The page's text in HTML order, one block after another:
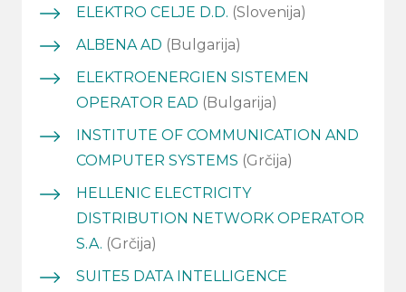
ELEKTRO CELJE D.D. (Slovenija)
ALBENA AD (Bulgarija)
ELEKTROENERGIEN SISTEMEN
OPERATOR EAD (Bulgarija)
INSTITUTE OF COMMUNICATION AND
COMPUTER SYSTEMS (Grčija)
HELLENIC ELECTRICITY
DISTRIBUTION NETWORK OPERATOR
S.A. (Grčija)
SUITE5 DATA INTELLIGENCE